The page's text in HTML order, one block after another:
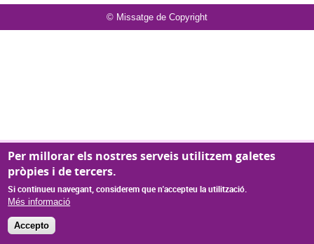
© Missatge de Copyright
Per millorar els nostres serveis utilitzem galetes
pròpies i de tercers.
Si continueu navegant, considerem que n'accepteu la utilització.
Més informació
Accepto